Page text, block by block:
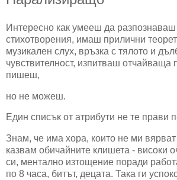
Интересно как умееш да
стихотворения, имаш прилични
музикален слух, връзка с тялото и
чувствителност, изпитваш отчайваща
пишеш,
но не можеш.
Един списък от атрибути не те прави
Знам, че има хора, които не ми
казвам обичайните клишета - високи
си, ментално изтощение поради
по 8 часа, битът, децата. Така ги